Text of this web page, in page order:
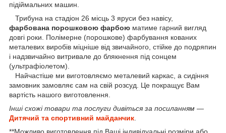
підіймальних машин.
Трибуна на стадіон 26 місць 3 яруси без навісу,
фарбована порошковою фарбою матиме гарний вигляд
довгі роки. Полімерне (порошкове) фарбування кованих
металевих виробів міцніше від звичайного, стійке до подряпин
і надзвичайно витривале до блякнення під сонцем
(ультрафіолетом).
Найчастіше ми виготовляємо металевий каркас, а сидіння
замовник замовляє сам на свій розсуд. Це покращує Вам
вартість нашого виготовлення.
Інші схожі товари та послуги дивіться за посиланням —
Дитячий та спортивний майданчик.